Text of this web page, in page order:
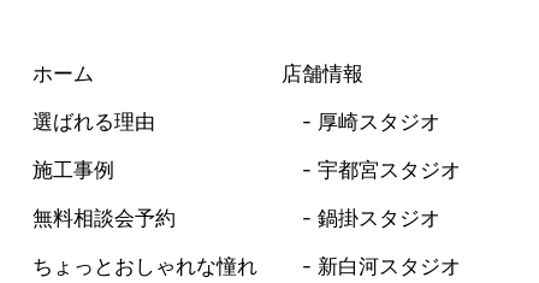
ホーム
選ばれる理由
施工事例
無料相談会予約
ちょっとおしゃれな憧れ
店舗情報
厚崎スタジオ
宇都宮スタジオ
鍋掛スタジオ
新白河スタジオ